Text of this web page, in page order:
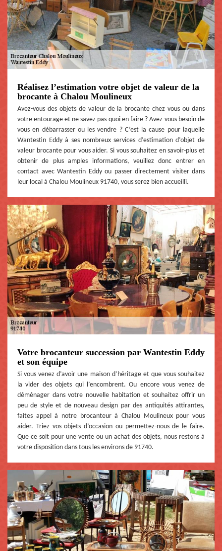
Réalisez l’estimation votre objet de valeur de la
brocante à Chalou Moulineux
Avez-vous des objets de valeur de la brocante chez vous ou dans
votre entourage et ne savez pas quoi en faire ? Avez-vous besoin de
vous en débarrasser ou les vendre ? C’est la cause pour laquelle
Wantestin Eddy à ses nombreux services d’estimation d’objet de
valeur brocante pour vous aider. Si vous souhaitez en savoir-plus et
obtenir de plus amples informations, veuillez donc entrer en
contact avec Wantestin Eddy ou passer directement visiter dans
leur local à Chalou Moulineux 91740, vous serez bien accueilli.
Votre brocanteur succession par Wantestin Eddy
et son équipe
Si vous venez d’avoir une maison d’héritage et que vous souhaitez
la vider des objets qui l’encombrent. Ou encore vous venez de
déménager dans votre nouvelle habitation et souhaitez offrir un
peu de style et de nouveau design par des antiquités attirantes,
faites appel à notre brocanteur à Chalou Moulineux pour vous
aider. Triez vos objets d’occasion ou permettez-nous de le faire.
Que ce soit pour une vente ou un achat des objets, nous restons à
votre disposition dans tous les environs de 91740.